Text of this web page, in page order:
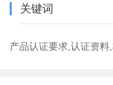
关键词
产品认证要求,认证资